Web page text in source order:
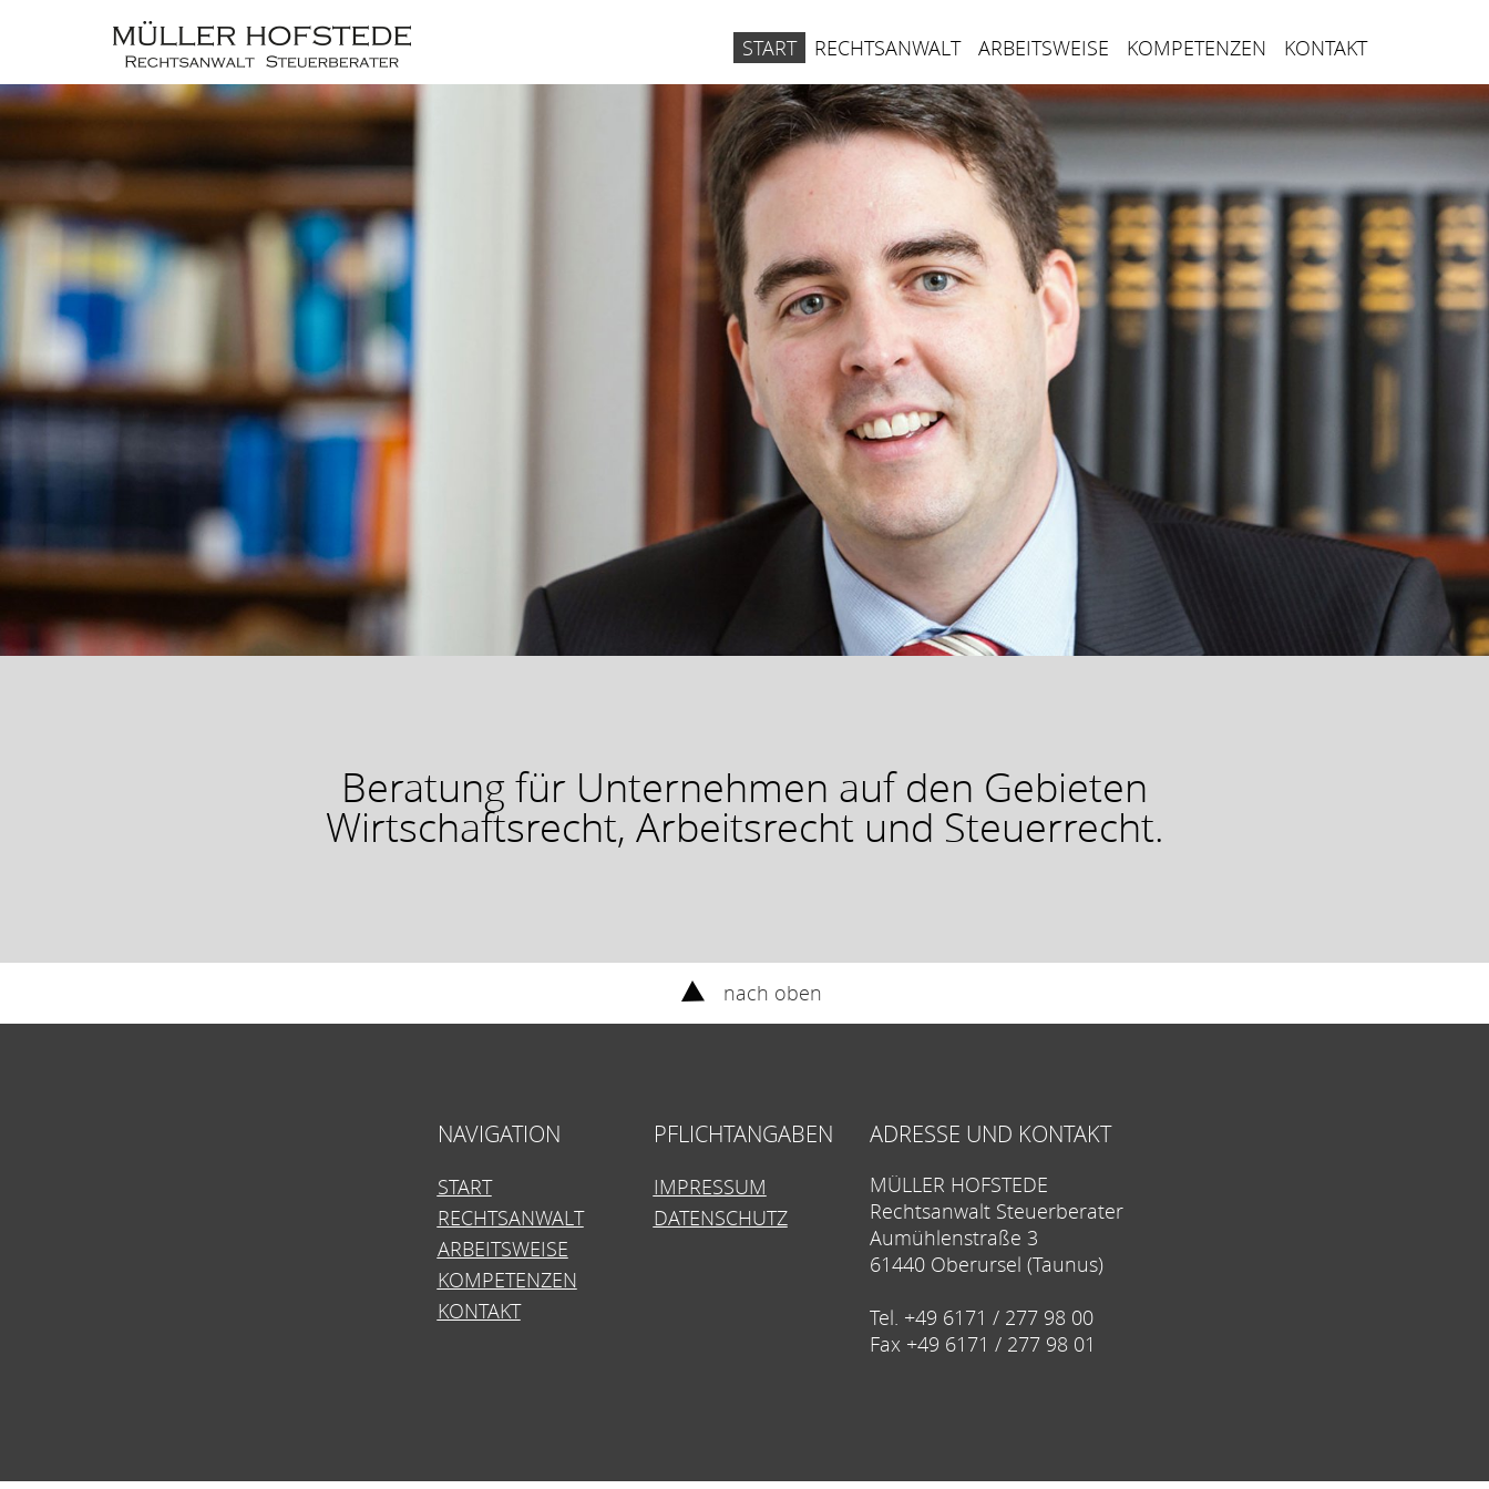
START RECHTSANWALT ARBEITSWEISE KOMPETENZEN KONTAKT
Beratung für Unternehmen auf den Gebieten
Wirtschaftsrecht, Arbeitsrecht und Steuerrecht.
nach oben
NAVIGATION
START
RECHTSANWALT
ARBEITSWEISE
KOMPETENZEN
KONTAKT
PFLICHTANGABEN
IMPRESSUM
DATENSCHUTZ
ADRESSE UND KONTAKT
MÜLLER HOFSTEDE
Rechtsanwalt Steuerberater
Aumühlenstraße 3
61440 Oberursel (Taunus)
Tel. +49 6171 / 277 98 00
Fax +49 6171 / 277 98 01